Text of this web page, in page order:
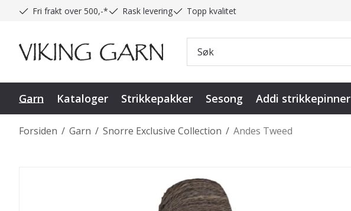
Fri frakt over 500,-* Rask levering Topp kvalitet
Garn Kataloger Strikkepakker Sesong Addi strikkepinner
/
Forsiden /
Garn /
Snorre Exclusive Collection Andes Tweed